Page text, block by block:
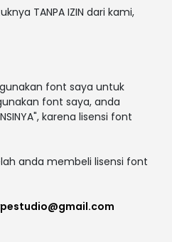
TANPA IZIN dari kami,
font saya untuk
font saya, anda
karena lisensi font
anda membeli lisensi font